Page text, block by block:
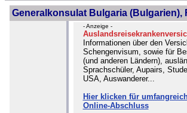
Generalkonsulat Bulgaria (Bulgarien),
- Anzeige -
Informationen über den
Schengenvisum, sowie für
(und anderen Ländern),
Sprachschüler, Aupairs,
USA, Auswanderer...
Hier klicken für
Online-Abschluss